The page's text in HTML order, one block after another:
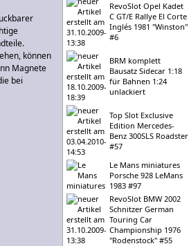
können
Magnete
bei
RevoSlot Opel Kadet
C GT/E Rallye El Corte
Inglés 1981 "Winston"
#6
BRM komplett
Bausatz Sidecar 1:18
für Bahnen 1:24
unlackiert
Top Slot Exclusive
Edition Mercedes-
Benz 300SLS Roadster
#57
Le Mans miniatures
Porsche 928 LeMans
1983 #97
RevoSlot BMW 2002
Schnitzer German
Touring Car
Championship 1976
"Rodenstock" #55